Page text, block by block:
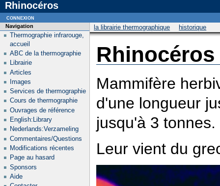
Rhinocéros
la librairie thermographique historique
Rhinocéros
Mammifère
d'une longueur
jusqu'à 3 tonnes.
Leur vient du
Navigation
Thermographie infrarouge,
accueil
ABC de la thermographie
Librairie
Articles
Images
Services de thermographie
Cours de thermographie
Ouvrages de référence
English:Library
Nederlands:Verzameling
Commentaires/Questions
Modifications récentes
Page au hasard
Sponsors
Aide
connexion